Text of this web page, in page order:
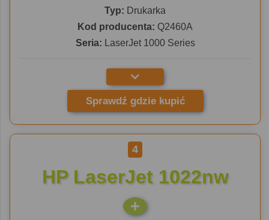
Typ: Drukarka
Kod producenta: Q2460A
Seria: LaserJet 1000 Series
Sprawdź gdzie kupić
4
HP LaserJet 1022nw